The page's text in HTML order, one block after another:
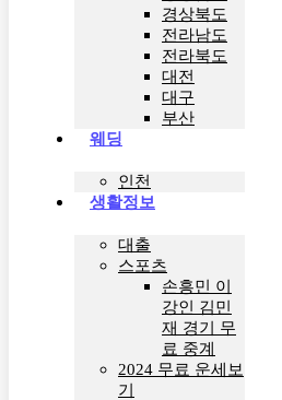
경상북도
전라남도
전라북도
대전
대구
부산
웨딩
인천
생활정보
대출
스포츠
손흥민 이
강인 김민
재 경기 무
료 중계
2024 무료 운세보
기